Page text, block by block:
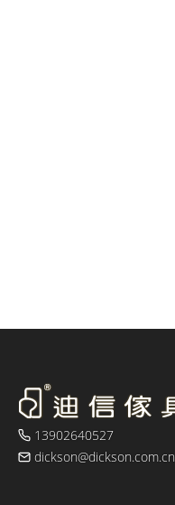
13902640527
dickson@dickson.com.cn